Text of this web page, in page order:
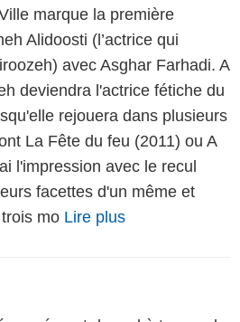
marque la première
Alidoosti (l’actrice qui
avec Asghar Farhadi. A
deviendra l'actrice fétiche du
rejouera dans plusieurs
La Fête du feu (2011) ou A
l'impression avec le recul
facettes d'un même et
mo Lire plus